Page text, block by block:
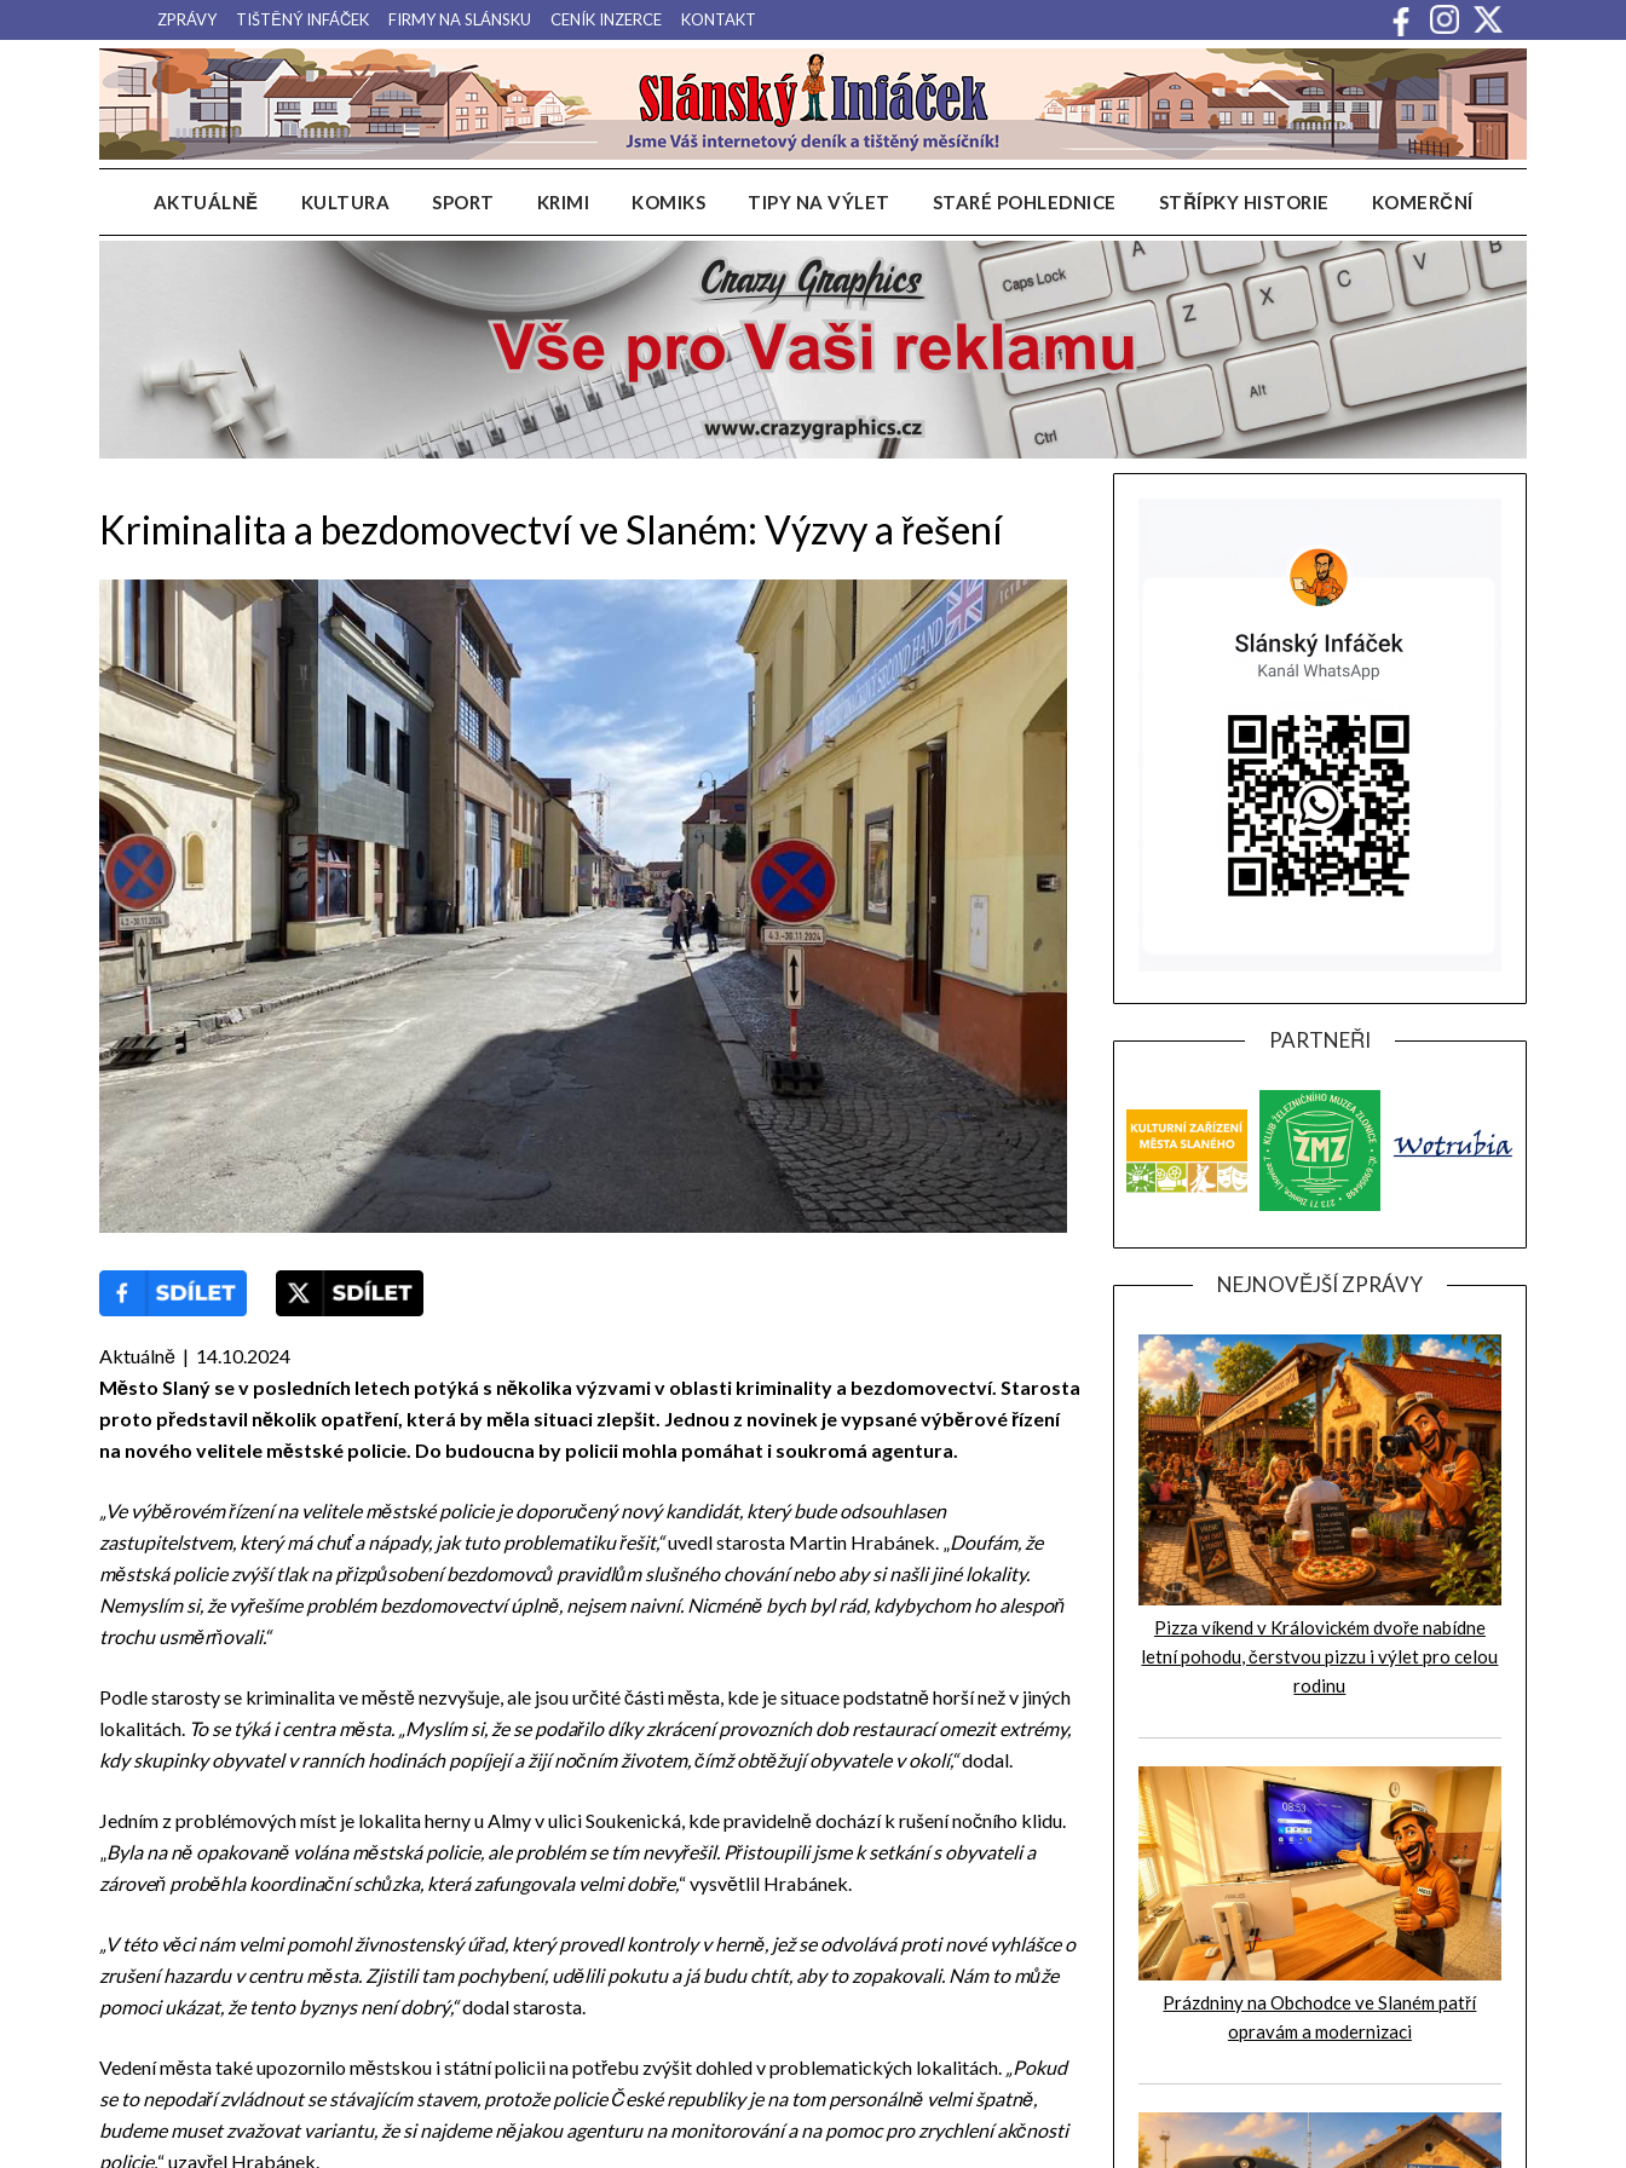
na
ZPRÁVY TIŠTĚNÝ INFÁČEK FIRMY NA SLÁNSKU CENÍK INZERCE KONTAKT
Slánský Infáček
Váš internetový deník a tištěný měsíčník pro Slánsko, Kladensko a Lounsko.
AKTUÁLNĚ KULTURA SPORT KRIMI KOMIKS TIPY NA VÝLET STARÉ POHLEDNICE STŘÍPKY HISTORIE KOMERČNÍ
Kriminalita a bezdomovectví ve Slaném: Výzvy a řešení
Aktuálně | 14.10.2024
Město Slaný se v posledních letech potýká s několika výzvami v oblasti kriminality a bezdomovectví. Starosta
proto představil několik opatření, která by měla situaci zlepšit. Jednou z novinek je vypsané výběrové řízení
na nového velitele městské policie. Do budoucna by policii mohla pomáhat i soukromá agentura.
„Ve výběrovém řízení na velitele městské policie je doporučený nový kandidát, který bude odsouhlasen
zastupitelstvem, který má chuť a nápady, jak tuto problematiku řešit,“uvedl starosta Martin Hrabánek. „Doufám, že
městská policie zvýší tlak na přizpůsobení bezdomovců pravidlům slušného chování nebo aby si našli jiné lokality.
Nemyslím si, že vyřešíme problém bezdomovectví úplně, nejsem naivní. Nicméně bych byl rád, kdybychom ho alespoň
trochu usměrňovali.“
Podle starosty se kriminalita ve městě nezvyšuje, ale jsou určité části města, kde je situace podstatně horší než v jiných
lokalitách. To se týká i centra města. „Myslím si, že se podařilo díky zkrácení provozních dob restaurací omezit extrémy,
kdy skupinky obyvatel v ranních hodinách popíjejí a žijí nočním životem, čímž obtěžují obyvatele v okolí,“dodal.
Jedním z problémových míst je lokalita herny u Almy v ulici Soukenická, kde pravidelně dochází k rušení nočního klidu.
„Byla na ně opakovaně volána městská policie, ale problém se tím nevyřešil. Přistoupili jsme k setkání s obyvateli a
zároveň proběhla koordinační schůzka, která zafungovala velmi dobře,“ vysvětlil Hrabánek.
„V této věci nám velmi pomohl živnostenský úřad, který provedl kontroly v herně, jež se odvolává proti nové vyhlášce o
zrušení hazardu v centru města. Zjistili tam pochybení, udělili pokutu a já budu chtít, aby to zopakovali. Nám to může
pomoci ukázat, že tento byznys není dobrý,“dodal starosta.
Vedení města také upozornilo městskou i státní policii na potřebu zvýšit dohled v problematických lokalitách. „Pokud
se to nepodaří zvládnout se stávajícím stavem, protože policie České republiky je na tom personálně velmi špatně,
budeme muset zvažovat variantu, že si najdeme nějakou agenturu na monitorování a na pomoc pro zrychlení akčnosti
policie,“ uzavřel Hrabánek.
PARTNEŘI
NEJNOVĚJŠÍ ZPRÁVY
Pizza víkend v Královickém dvoře nabídne
letní pohodu, čerstvou pizzu i výlet pro celou
rodinu
Prázdniny na Obchodce ve Slaném patří
opravám a modernizaci